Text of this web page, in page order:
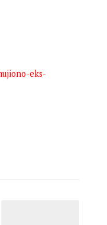
eks-